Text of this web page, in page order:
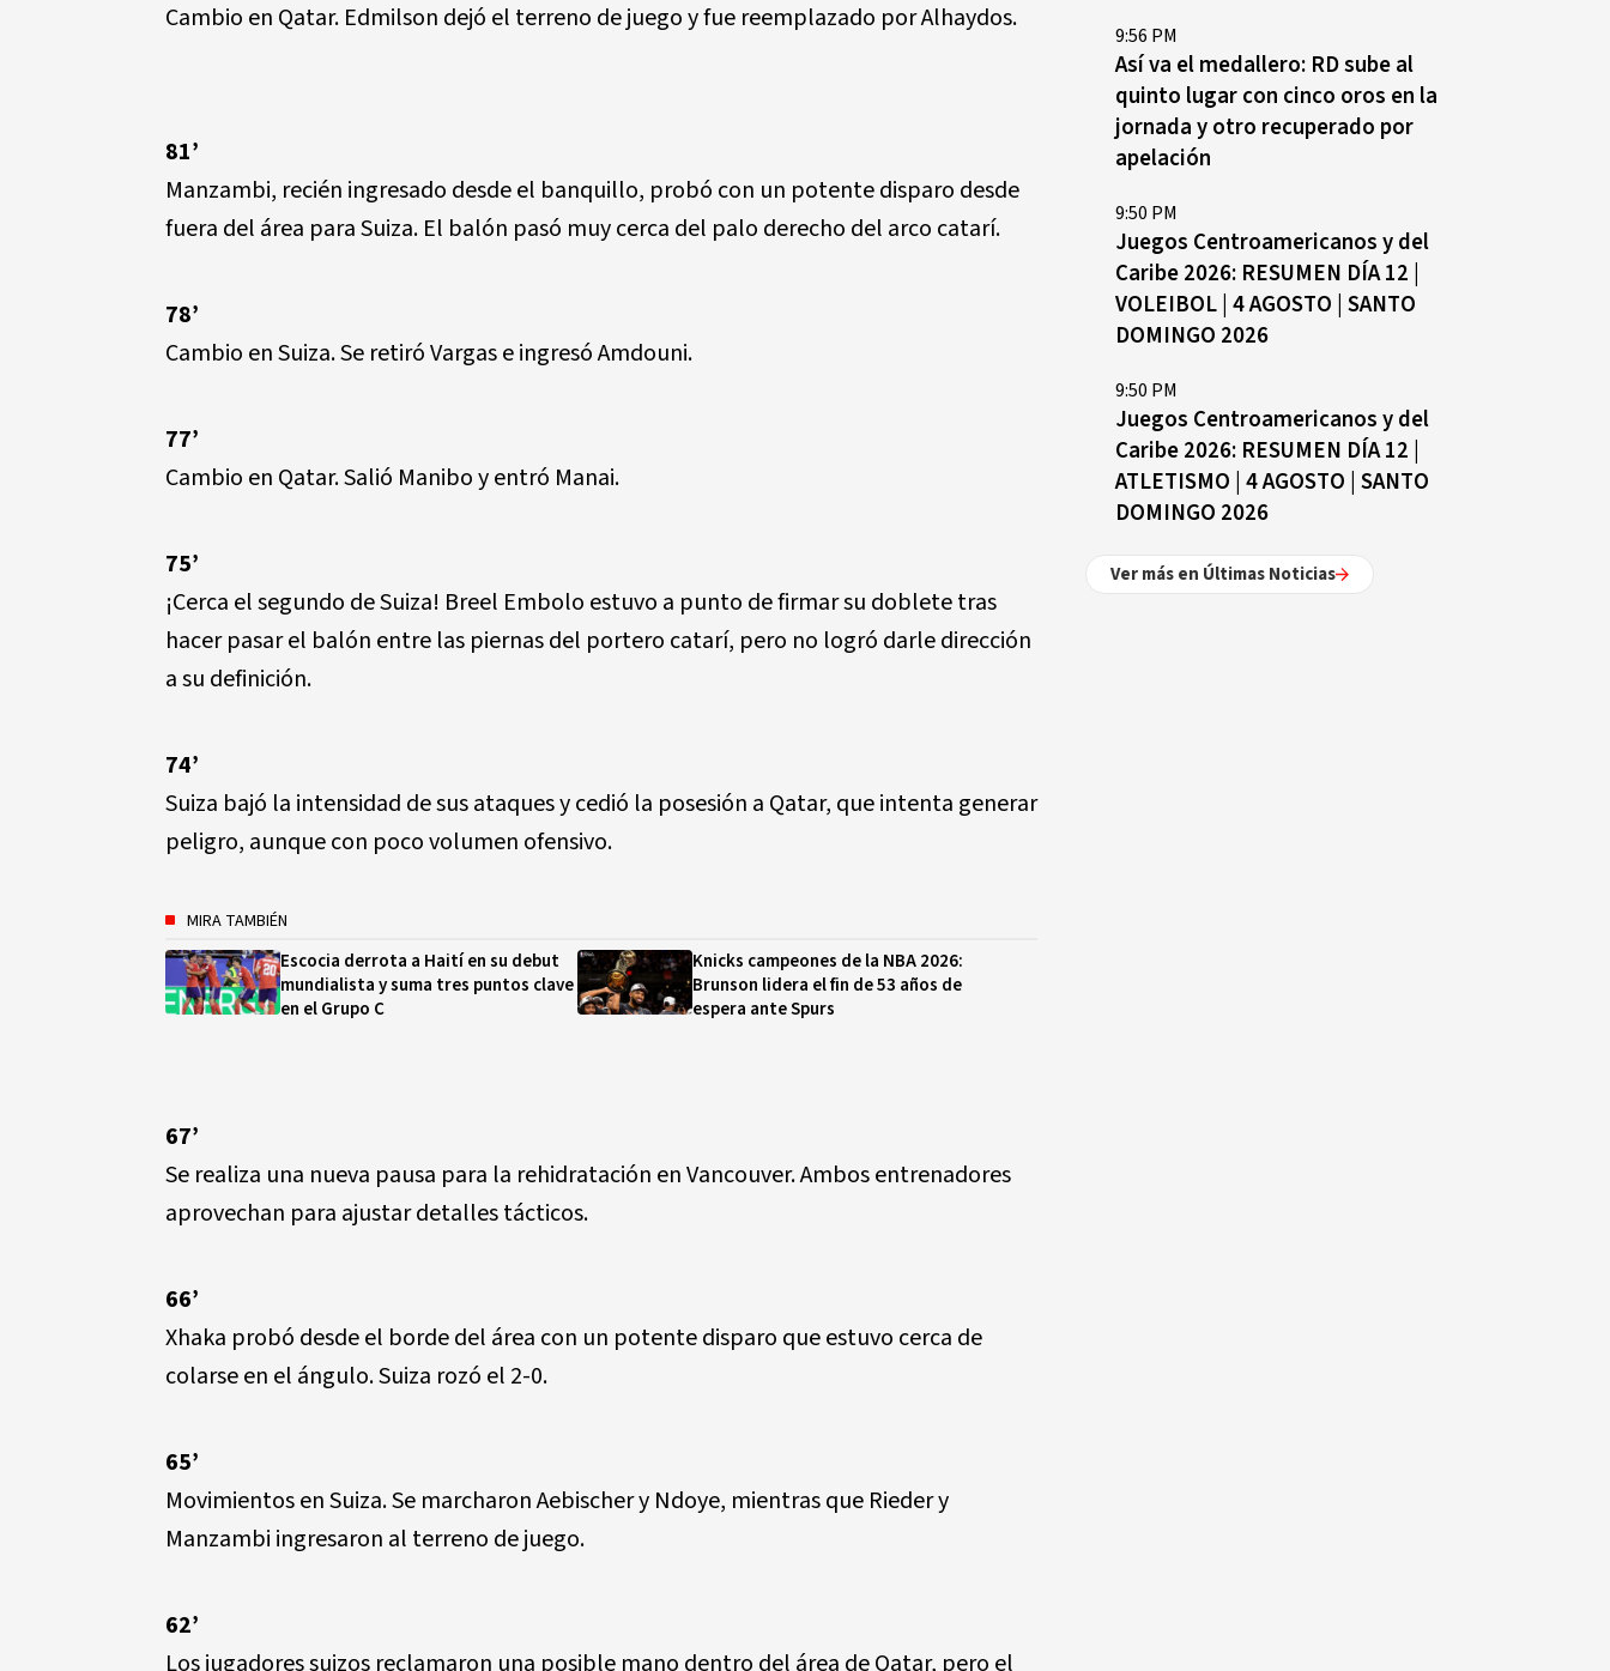
Cambio en Qatar. Edmilson dejó el terreno de juego y fue reemplazado por Alhaydos.
81’
Manzambi, recién ingresado desde el banquillo, probó con un potente disparo desde
fuera del área para Suiza. El balón pasó muy cerca del palo derecho del arco catarí.
78’
Cambio en Suiza. Se retiró Vargas e ingresó Amdouni.
77’
Cambio en Qatar. Salió Manibo y entró Manai.
75’
¡Cerca el segundo de Suiza! Breel Embolo estuvo a punto de firmar su doblete tras
hacer pasar el balón entre las piernas del portero catarí, pero no logró darle dirección
a su definición.
74’
Suiza bajó la intensidad de sus ataques y cedió la posesión a Qatar, que intenta generar
peligro, aunque con poco volumen ofensivo.
MIRA TAMBIÉN
Escocia derrota a Haití en su debut
mundialista y suma tres puntos clave
en el Grupo C
Knicks campeones de la NBA 2026:
Brunson lidera el fin de 53 años de
espera ante Spurs
67’
Se realiza una nueva pausa para la rehidratación en Vancouver. Ambos entrenadores
aprovechan para ajustar detalles tácticos.
66’
Xhaka probó desde el borde del área con un potente disparo que estuvo cerca de
colarse en el ángulo. Suiza rozó el 2-0.
65’
Movimientos en Suiza. Se marcharon Aebischer y Ndoye, mientras que Rieder y
Manzambi ingresaron al terreno de juego.
62’
Los jugadores suizos reclamaron una posible mano dentro del área de Qatar, pero el
9:56 PM
Así va el medallero: RD sube al
quinto lugar con cinco oros en la
jornada y otro recuperado por
apelación
9:50 PM
Juegos Centroamericanos y del
Caribe 2026: RESUMEN DÍA 12 |
VOLEIBOL | 4 AGOSTO | SANTO
DOMINGO 2026
9:50 PM
Juegos Centroamericanos y del
Caribe 2026: RESUMEN DÍA 12 |
ATLETISMO | 4 AGOSTO | SANTO
DOMINGO 2026
Ver más en Últimas Noticias